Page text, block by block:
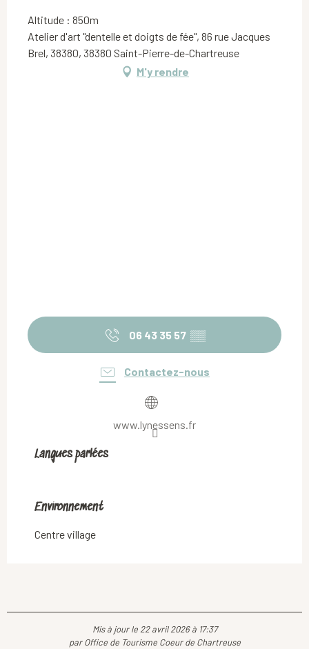
Altitude : 850m
Atelier d'art "dentelle et doigts de fée", 86 rue Jacques
Brel, 38380, 38380 Saint-Pierre-de-Chartreuse
M'y rendre
06 43 35 57 ▒▒
Contactez-nous
www.lynessens.fr
Langues parlées
Langues parlées
Environnement
Environnement
Centre village
Mis à jour le 22 avril 2026 à 17:37
par Office de Tourisme Coeur de Chartreuse